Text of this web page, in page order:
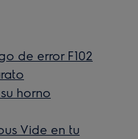
de error F102
horno
Vide en tu